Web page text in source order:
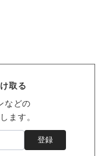
取る
などの
ます。
登録